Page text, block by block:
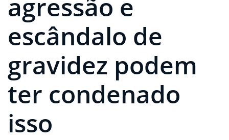
agressão e
escândalo de
gravidez podem
ter condenado
isso